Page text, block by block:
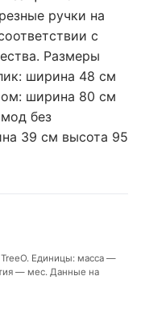
ручки на
с
Размеры
ширина 48 см
ширина 80 см
без
39 см высота 95
Единицы: масса —
— мес. Данные на